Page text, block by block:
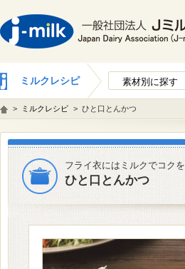
ミルクレシピ 素材別に探す
> ミルクレシピ > ひと口とんかつ
フライ衣にはミルクでコクを
ひと口とんかつ